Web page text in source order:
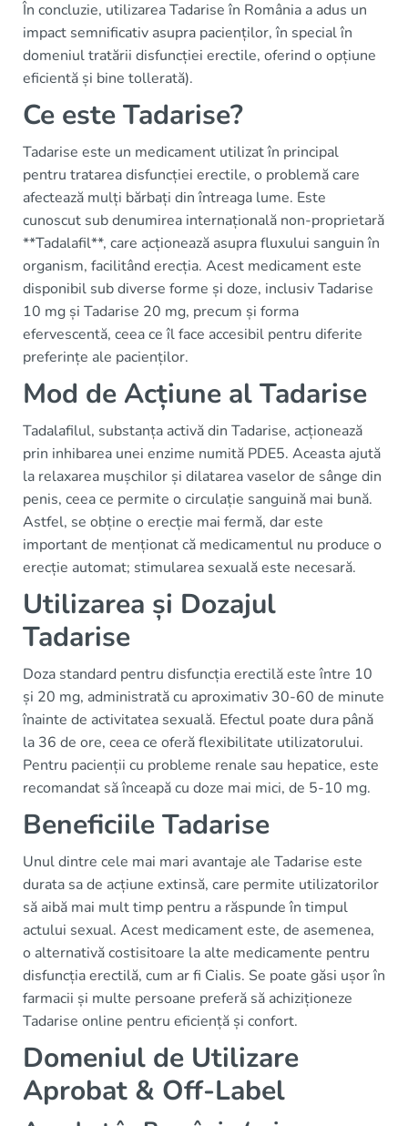
În concluzie, utilizarea Tadarise în România a adus un
impact semnificativ asupra pacienților, în special în
domeniul tratării disfuncției erectile, oferind o opțiune
eficientă și bine tollerată).
Ce este Tadarise?
Tadarise este un medicament utilizat în principal
pentru tratarea disfuncției erectile, o problemă care
afectează mulți bărbați din întreaga lume. Este
cunoscut sub denumirea internațională non-proprietară
**Tadalafil**, care acționează asupra fluxului sanguin în
organism, facilitând erecția. Acest medicament este
disponibil sub diverse forme și doze, inclusiv Tadarise
10 mg și Tadarise 20 mg, precum și forma
efervescentă, ceea ce îl face accesibil pentru diferite
preferințe ale pacienților.
Mod de Acțiune al Tadarise
Tadalafilul, substanța activă din Tadarise, acționează
prin inhibarea unei enzime numită PDE5. Aceasta ajută
la relaxarea mușchilor și dilatarea vaselor de sânge din
penis, ceea ce permite o circulație sanguină mai bună.
Astfel, se obține o erecție mai fermă, dar este
important de menționat că medicamentul nu produce o
erecție automat; stimularea sexuală este necesară.
Utilizarea și Dozajul
Tadarise
Doza standard pentru disfuncția erectilă este între 10
și 20 mg, administrată cu aproximativ 30-60 de minute
înainte de activitatea sexuală. Efectul poate dura până
la 36 de ore, ceea ce oferă flexibilitate utilizatorului.
Pentru pacienții cu probleme renale sau hepatice, este
recomandat să înceapă cu doze mai mici, de 5-10 mg.
Beneficiile Tadarise
Unul dintre cele mai mari avantaje ale Tadarise este
durata sa de acțiune extinsă, care permite utilizatorilor
să aibă mai mult timp pentru a răspunde în timpul
actului sexual. Acest medicament este, de asemenea,
o alternativă costisitoare la alte medicamente pentru
disfuncția erectilă, cum ar fi Cialis. Se poate găsi ușor în
farmacii și multe persoane preferă să achiziționeze
Tadarise online pentru eficiență și confort.
Domeniul de Utilizare
Aprobat & Off-Label